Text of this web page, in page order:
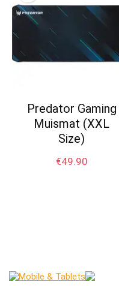
Predator Gaming
Muismat (XXL
Size)
€49.90